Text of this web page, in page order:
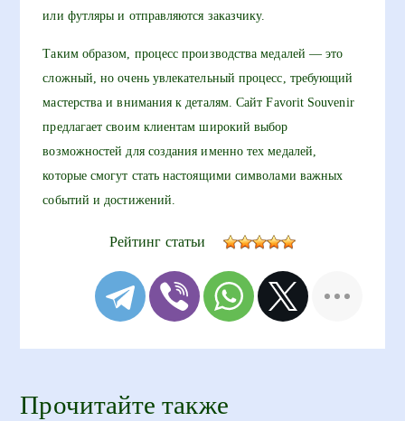
или футляры и отправляются заказчику.
Таким образом, процесс производства медалей — это
сложный, но очень увлекательный процесс, требующий
мастерства и внимания к деталям. Сайт Favorit Souvenir
предлагает своим клиентам широкий выбор
возможностей для создания именно тех медалей,
которые смогут стать настоящими символами важных
событий и достижений.
Рейтинг статьи
Прочитайте также